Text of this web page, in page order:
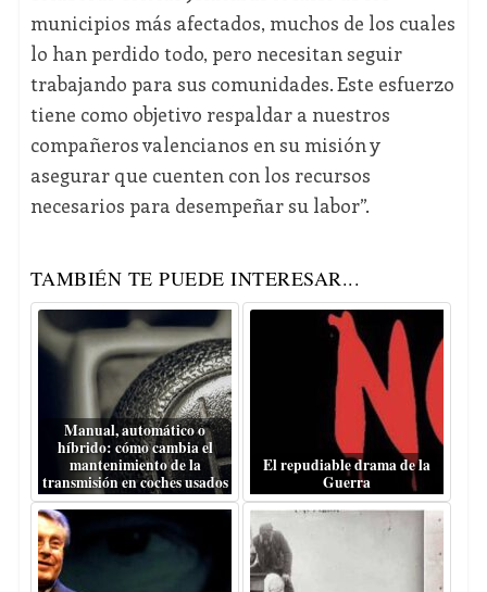
municipios más afectados, muchos de los cuales
lo han perdido todo, pero necesitan seguir
trabajando para sus comunidades. Este esfuerzo
tiene como objetivo respaldar a nuestros
compañeros valencianos en su misión y
asegurar que cuenten con los recursos
necesarios para desempeñar su labor”.
TAMBIÉN TE PUEDE INTERESAR...
Manual, automático o
híbrido: cómo cambia el
mantenimiento de la
transmisión en coches usados
El repudiable drama de la
Guerra